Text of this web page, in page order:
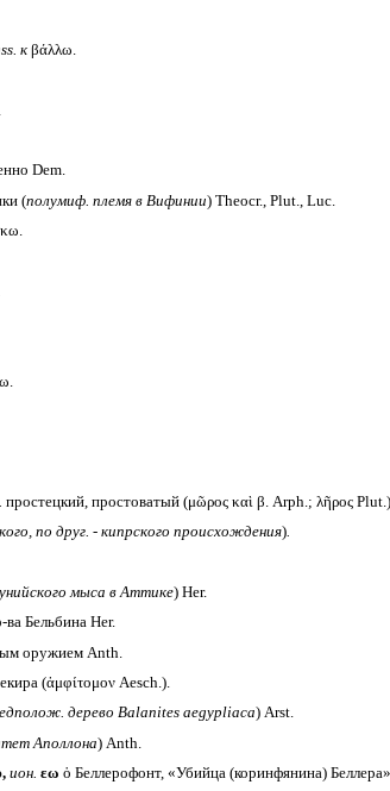
кβάλλω.
Dem.
(полумиф. племя в Вифинии) Theocr., Plut., Luc.
простецкий, простоватый (μῶρος καὶ β. Arph.; λῆρος
по друг. - кипрского происхождения).
мыса в Аттике) Her.
ва Бельбина Her.
оружием Anth.
(ἀμφίτομον Aesch.).
дерево Balanites aegypliaca) Arst.
Аполлона) Anth.
ион. εω ὁ Беллерофонт, «Убийца (коринфянина)